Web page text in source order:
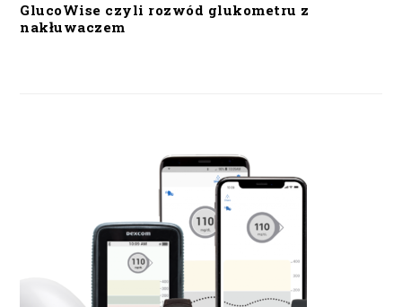
GlucoWise czyli rozwód glukometru z
nakłuwaczem